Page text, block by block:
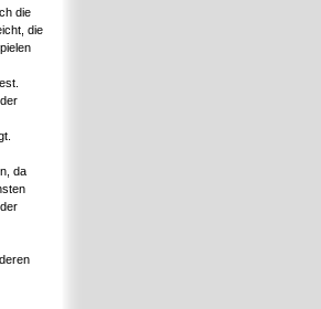
die
die
da